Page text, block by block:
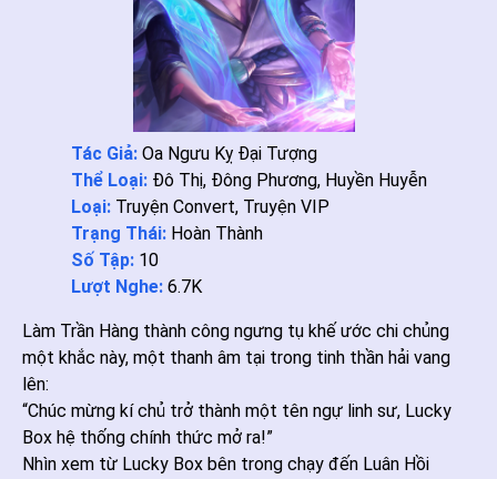
Tác Giả: Oa Ngưu Kỵ Đại Tượng
Thể Loại: Đô Thị, Đông Phương, Huyền Huyễn
Loại: Truyện Convert, Truyện VIP
Trạng Thái: Hoàn Thành
Số Tập: 10
Lượt Nghe: 6.7K
Làm Trần Hàng thành công ngưng tụ khế ước chi chủng
một khắc này, một thanh âm tại trong tinh thần hải vang
lên:
“Chúc mừng kí chủ trở thành một tên ngự linh sư, Lucky
Box hệ thống chính thức mở ra!”
Nhìn xem từ Lucky Box bên trong chạy đến Luân Hồi